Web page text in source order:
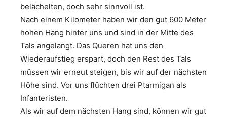
belächelten, doch sehr sinnvoll ist.
Nach einem Kilometer haben wir den gut 600 Meter
hohen Hang hinter uns und sind in der Mitte des
Tals angelangt. Das Queren hat uns den
Wiederaufstieg erspart, doch den Rest des Tals
müssen wir erneut steigen, bis wir auf der nächsten
Höhe sind. Vor uns flüchten drei Ptarmigan als
Infanteristen.
Als wir auf dem nächsten Hang sind, können wir gut